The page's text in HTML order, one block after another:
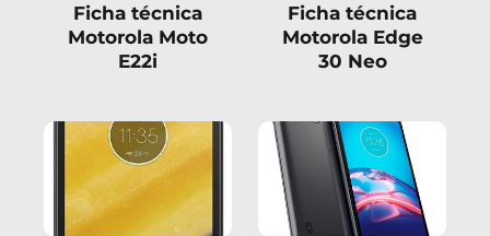
Ficha técnica
Motorola Moto
E22i
Ficha técnica
Motorola Edge
30 Neo